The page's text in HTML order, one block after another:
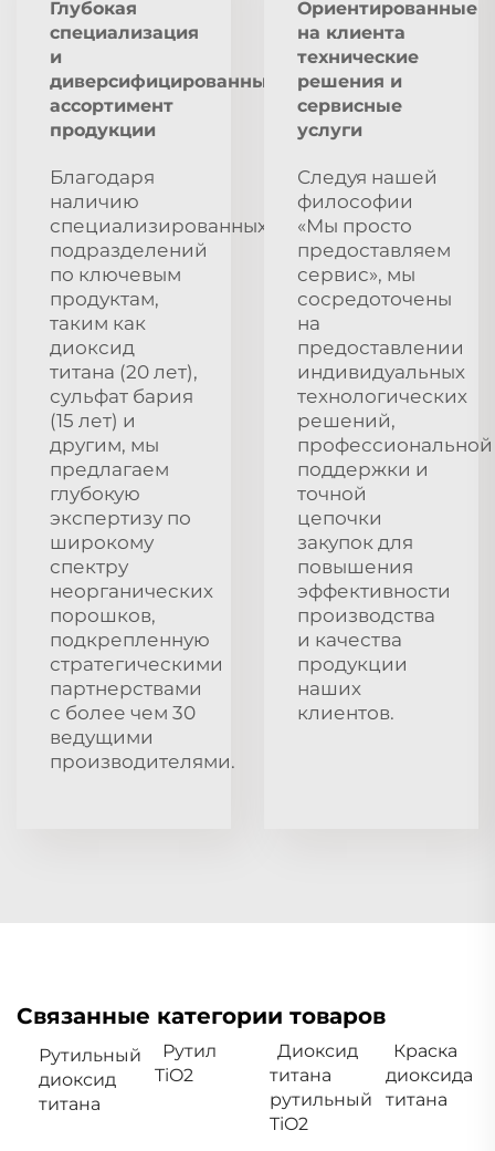
Глубокая
специализация
и
диверсифицированный
ассортимент
продукции
Благодаря
наличию
специализированных
подразделений
по ключевым
продуктам,
таким как
диоксид
титана (20 лет),
сульфат бария
(15 лет) и
другим, мы
предлагаем
глубокую
экспертизу по
широкому
спектру
неорганических
порошков,
подкрепленную
стратегическими
партнерствами
с более чем 30
ведущими
производителями.
Ориентированные
на клиента
технические
решения и
сервисные
услуги
Следуя нашей
философии
«Мы просто
предоставляем
сервис», мы
сосредоточены
на
предоставлении
индивидуальных
технологических
решений,
профессиональной
поддержки и
точной
цепочки
закупок для
повышения
эффективности
производства
и качества
продукции
наших
клиентов.
Связанные категории товаров
Рутильный
диоксид
титана
Рутил
TiO2
Диоксид
титана
рутильный
TiO2
Краска
диоксида
титана